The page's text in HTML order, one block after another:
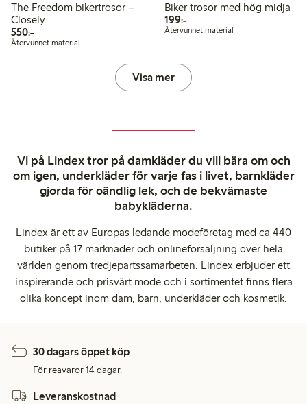
The Freedom bikertrosor –
Closely
550:-550,00 kr
Återvunnet material
Biker trosor med hög midja
199:-199,00 kr
Återvunnet material
Visa mer
Vi på Lindex tror på damkläder du vill bära om och
om igen, underkläder för varje fas i livet, barnkläder
gjorda för oändlig lek, och de bekvämaste
babykläderna.
Lindex är ett av Europas ledande modeföretag med ca 440
butiker på 17 marknader och onlineförsäljning över hela
världen genom tredjepartssamarbeten. Lindex erbjuder ett
inspirerande och prisvärt mode och i sortimentet finns flera
olika koncept inom dam, barn, underkläder och kosmetik.
30 dagars öppet köp
För reavaror 14 dagar.
Leveranskostnad